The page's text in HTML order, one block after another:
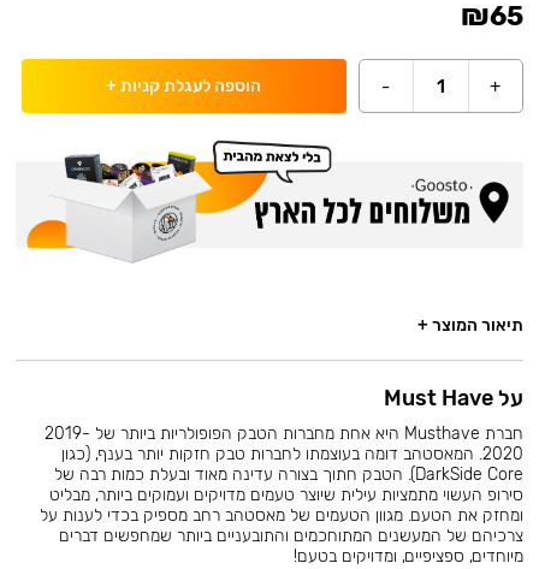
₪65
+
1
- הוספה לעגלת קניות +
תיאור המוצר +
על Must Have
חברת Musthave היא אחת מחברות הטבק הפופולריות ביותר של 2019-
2020. המאסטהב דומה בעוצמתו לחברות טבק חזקות יותר בענף, (כגון
DarkSide Core). הטבק חתוך בצורה עדינה מאוד ובעלת כמות רבה של
סירופ העשוי מתמציות עילית שיוצר טעמים מדויקים ועמוקים ביותר, מבליט
ומחזק את הטעם. מגוון הטעמים של מאסטהב רחב מספיק בכדי לענות על
צרכיהם של המעשנים המתוחכמים והתובעניים ביותר שמחפשים דברים
מיוחדים, ספציפיים, ומדויקים בטעם!